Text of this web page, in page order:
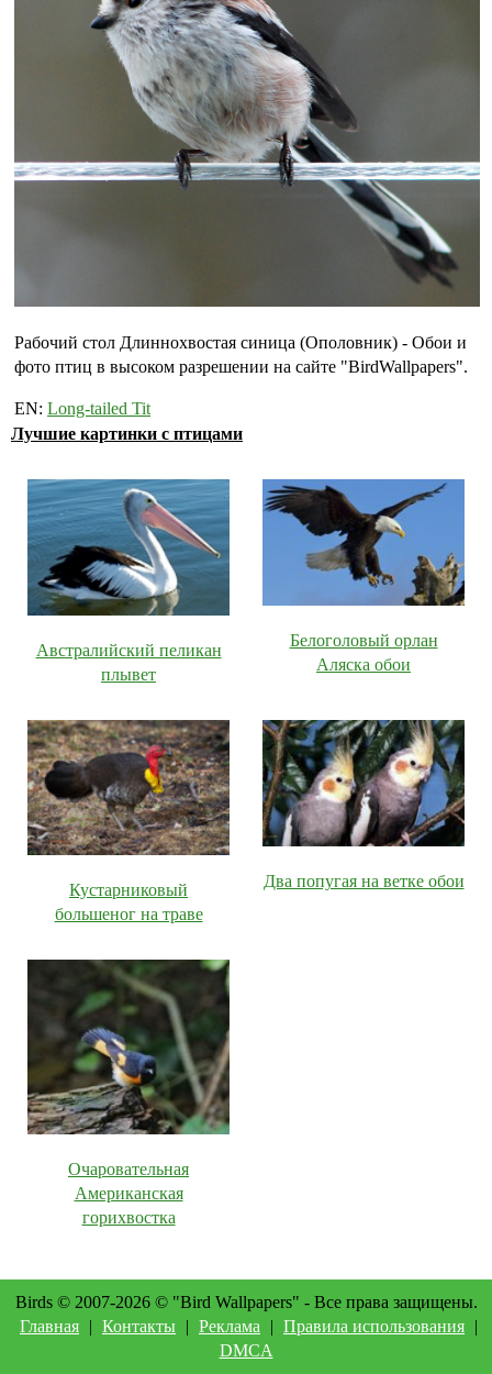
Рабочий стол Длиннохвостая синица (Ополовник) - Обои и
фото птиц в высоком разрешении на сайте "BirdWallpapers".
EN: Long-tailed Tit
Лучшие картинки с птицами
Австралийский пеликан
плывет
Белоголовый орлан
Аляска обои
Кустарниковый
большеног на траве
Два попугая на ветке обои
Очаровательная
Американская
горихвостка
Birds © 2007-2026 © "Bird Wallpapers" - Все права защищены.
Главная | Контакты | Реклама | Правила использования |
DMCA